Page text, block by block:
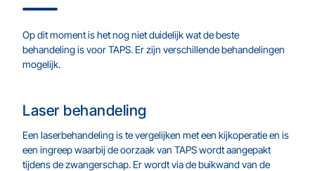
Op dit moment is het nog niet duidelijk wat de beste
behandeling is voor TAPS. Er zijn verschillende behandelingen
mogelijk.
Laser behandeling
Een laserbehandeling is te vergelijken met een kijkoperatie en is
een ingreep waarbij de oorzaak van TAPS wordt aangepakt
tijdens de zwangerschap. Er wordt via de buikwand van de